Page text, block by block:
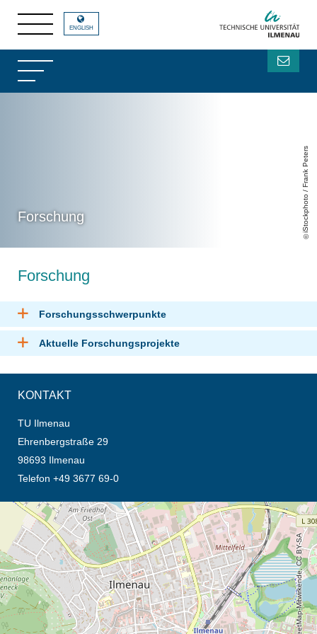
Forschung iStockphoto / Frank Peters
ENGLISH
Forschung
Forschungsschwerpunkte
Aktuelle Forschungsprojekte
KONTAKT
TU Ilmenau
Ehrenbergstraße 29
98693 Ilmenau
Telefon +49 3677 69-0
Öffnet die Anfahrtsbeschreibung in neuem Tab (Karte)
© OpenStreetMap-Mitwirkende, CC BY-SA